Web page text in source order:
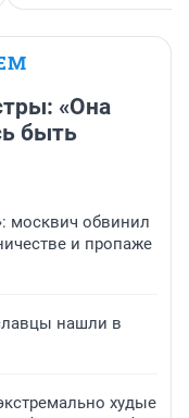
«Она
быть
москвич обвинил
и пропаже
нашли в
худые